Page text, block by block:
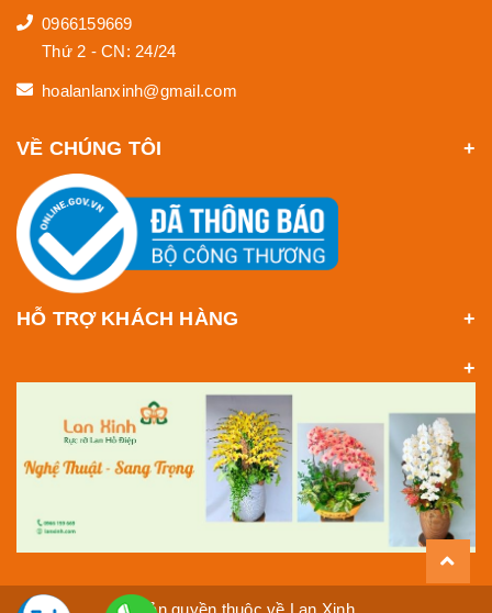
0966159669
Thứ 2 - CN: 24/24
hoalanlanxinh@gmail.com
VỀ CHÚNG TÔI
HỖ TRỢ KHÁCH HÀNG
Bản quyền thuộc về Lan Xinh